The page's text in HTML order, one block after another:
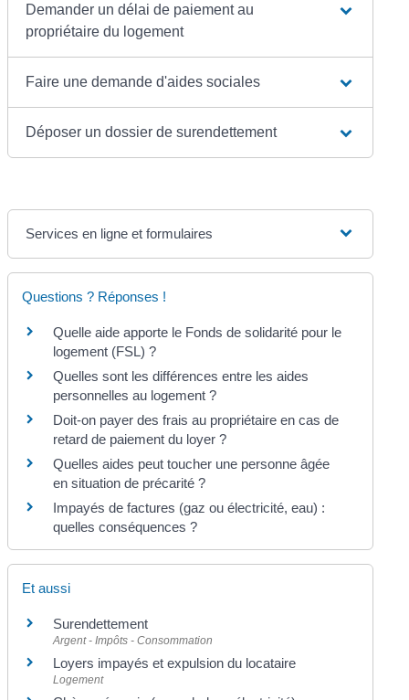
Demander un délai de paiement au
propriétaire du logement
Faire une demande d'aides sociales
Déposer un dossier de surendettement
Services en ligne et formulaires
Questions ? Réponses !
Quelle aide apporte le Fonds de solidarité pour le
logement (FSL) ?
Quelles sont les différences entre les aides
personnelles au logement ?
Doit-on payer des frais au propriétaire en cas de
retard de paiement du loyer ?
Quelles aides peut toucher une personne âgée
en situation de précarité ?
Impayés de factures (gaz ou électricité, eau) :
quelles conséquences ?
Et aussi
Surendettement
Argent - Impôts - Consommation
Loyers impayés et expulsion du locataire
Logement